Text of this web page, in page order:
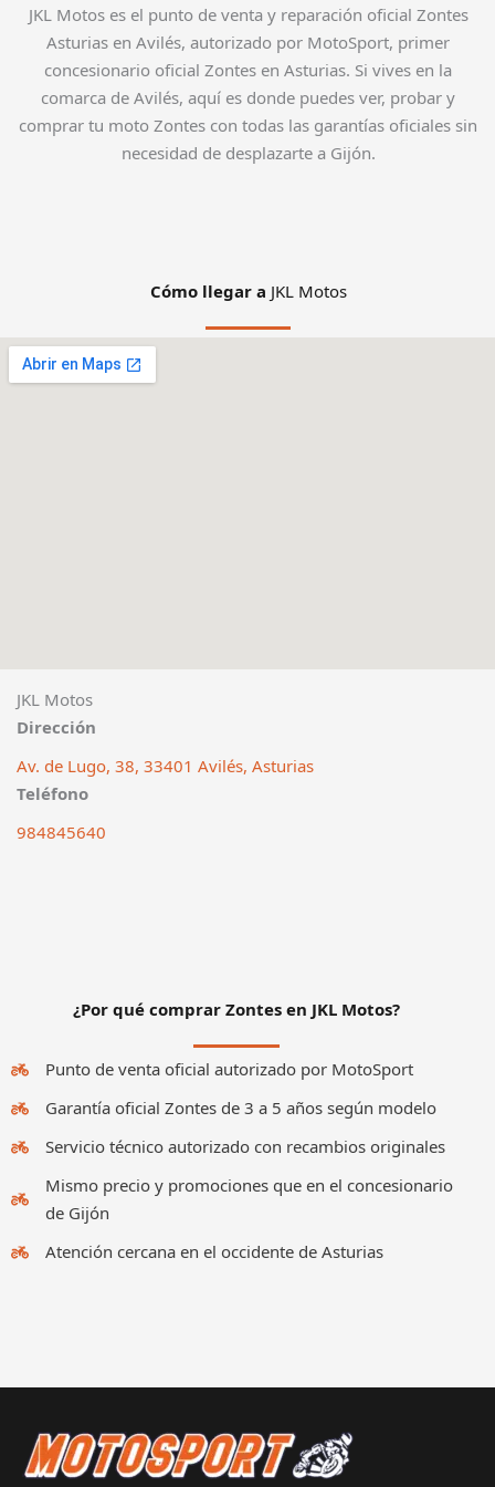
JKL Motos es el punto de venta y reparación oficial Zontes
Asturias en Avilés, autorizado por MotoSport, primer
concesionario oficial Zontes en Asturias. Si vives en la
comarca de Avilés, aquí es donde puedes ver, probar y
comprar tu moto Zontes con todas las garantías oficiales sin
necesidad de desplazarte a Gijón.
Cómo llegar a JKL Motos
JKL Motos
Dirección
Av. de Lugo, 38, 33401 Avilés, Asturias
Teléfono
984845640
¿Por qué comprar Zontes en JKL Motos?
Punto de venta oficial autorizado por MotoSport
Garantía oficial Zontes de 3 a 5 años según modelo
Servicio técnico autorizado con recambios originales
Mismo precio y promociones que en el concesionario
de Gijón
Atención cercana en el occidente de Asturias